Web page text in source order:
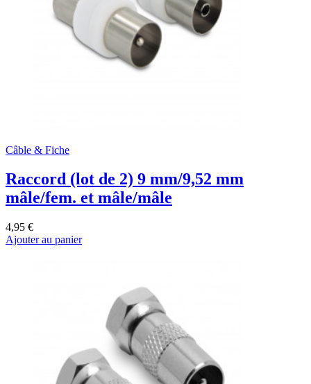
Câble & Fiche
Raccord (lot de 2) 9 mm/9,52 mm
mâle/fem. et mâle/mâle
4,95 €
Ajouter au panier